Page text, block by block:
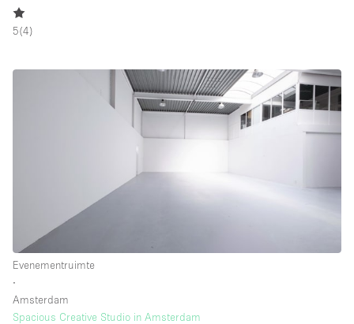
5(4)
Evenementruimte
∙
Amsterdam
Spacious Creative Studio in Amsterdam